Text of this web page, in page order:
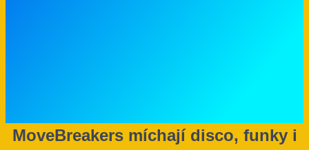
MoveBreakers míchají disco, funky i